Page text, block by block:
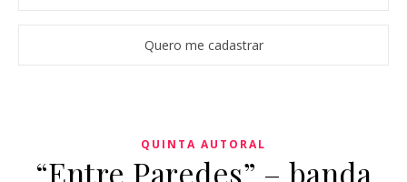
QUINTA AUTORAL
“Entre Paredes” – banda